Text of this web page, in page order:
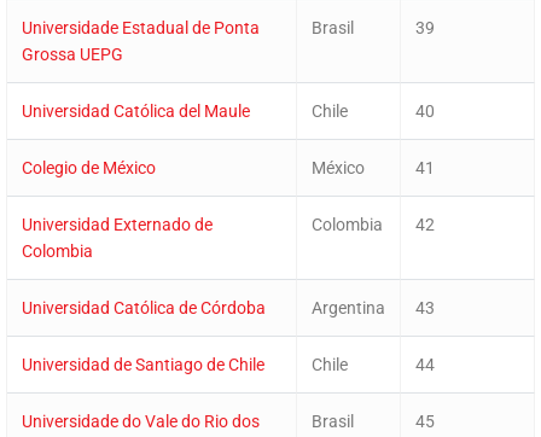
Universidade Estadual de Ponta
Grossa UEPG
Brasil 39
Universidad Católica del Maule Chile 40
Colegio de México México 41
Universidad Externado de
Colombia
Colombia 42
Universidad Católica de Córdoba Argentina 43
Universidad de Santiago de Chile Chile 44
Universidade do Vale do Rio dos
Brasil 45